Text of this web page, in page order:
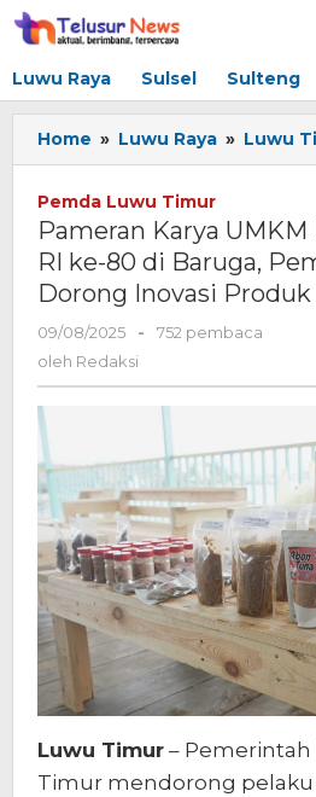
Lewati
ke
Luwu Raya Sulsel Sulteng
Home » Luwu Raya » Luwu
Pemda Luwu Timur
Pameran Karya
RI ke-80 di Baruga,
Dorong Inovasi Produk
09/08/2025
oleh
-
752 pembaca
oleh Redaksi
Luwu Timur –
Timur mendorong pelaku